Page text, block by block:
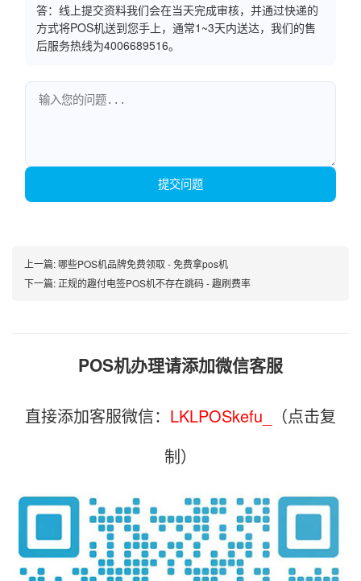
答：线上提交资料我们会在当天完成审核，并通过快递的
方式将POS机送到您手上，通常1~3天内送达，我们的售
后服务热线为4006689516。
提交问题
上一篇:哪些POS机品牌免费领取 - 免费拿pos机
下一篇: 正规的趣付电签POS机不存在跳码 - 趣刷费率
POS机办理请添加微信客服
直接添加客服微信： LKLPOSkefu_
（点击复
制）